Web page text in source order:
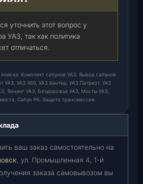
уточнить этот вопрос у
УАЗ, так как политика
отличаться.
Комплект сапунов УАЗ, Вывод сапунов
УАЗ, УАЗ 469, УАЗ Хантер, УАЗ Патриот, УАЗ
Тюнинг УАЗ, Бездорожье УАЗ, Мосты УАЗ,
Сапун РК, Защита трансмиссии.
ваш заказ самостоятельно на
, ул. Промышленная 4, 1-й
заказа самовывозом вы